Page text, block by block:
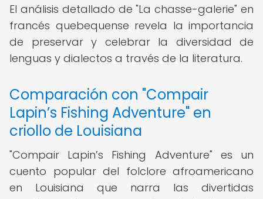
El análisis detallado de "La chasse-galerie" en
francés quebequense revela la importancia
de preservar y celebrar la diversidad de
lenguas y dialectos a través de la literatura.
Comparación con "Compair
Lapin’s Fishing Adventure" en
criollo de Louisiana
"Compair Lapin’s Fishing Adventure" es un
cuento popular del folclore afroamericano
en Louisiana que narra las divertidas